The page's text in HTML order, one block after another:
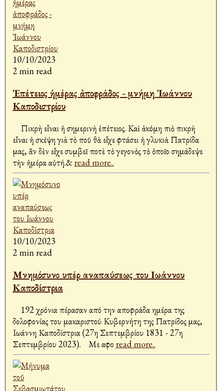
10/10/2023
2 min read
Ἐπέτειος ἡμέρας ἀποφράδος - μνήμη Ἰωάννου
Καποδιστρίου
Πικρὴ εἶναι ἡ σημερινὴ ἐπέτειος. Καὶ ἀκόμη πιὸ πικρὴ
εἶναι ἡ σκέψη γιὰ τὸ ποῦ θὰ εἶχε φτάσει ἡ γλυκιὰ Πατρίδα
μας, ἂν δὲν εἶχε συμβεῖ ποτὲ τὸ γεγονὸς τὸ ὁποῖο σημάδεψε
τὴν ἡμέρα αὐτή.&read more..
10/10/2023
2 min read
Μνημόσυνο υπέρ αναπαύσεως του Ιωάννου
Καποδίστρια
192 χρόνια πέρασαν από την αποφράδα ημέρα της
δολοφονίας του μακαριστού Κυβερνήτη της Πατρίδος μας,
Ιωάννη Καποδίστρια (27η Σεπτεμβρίου 1831 - 27η
Σεπτεμβρίου 2023). Με αφο read more..